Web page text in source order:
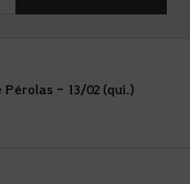
Pérolas - 13/02 (qui.)